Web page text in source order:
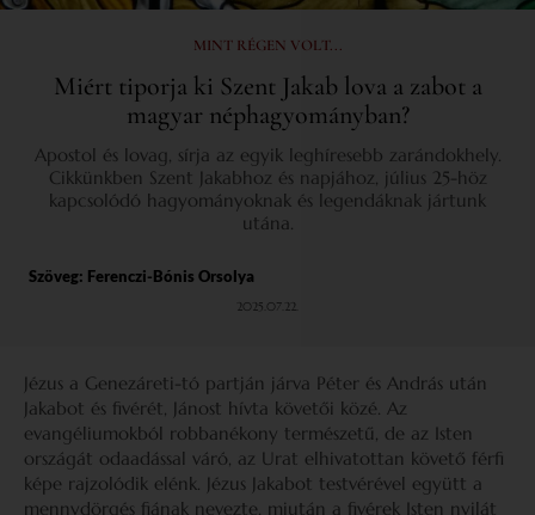
MINT RÉGEN VOLT...
Miért tiporja ki Szent Jakab lova a zabot a
magyar néphagyományban?
Apostol és lovag, sírja az egyik leghíresebb zarándokhely.
Cikkünkben Szent Jakabhoz és napjához, július 25-höz
kapcsolódó hagyományoknak és legendáknak jártunk
utána.
Szöveg: Ferenczi-Bónis Orsolya
2025.07.22.
Jézus a Genezáreti-tó partján járva Péter és András után
Jakabot és fivérét, Jánost hívta követői közé. Az
evangéliumokból robbanékony természetű, de az Isten
országát odaadással váró, az Urat elhivatottan követő férfi
képe rajzolódik elénk. Jézus Jakabot testvérével együtt a
mennydörgés fiának nevezte, miután a fivérek Isten nyilát